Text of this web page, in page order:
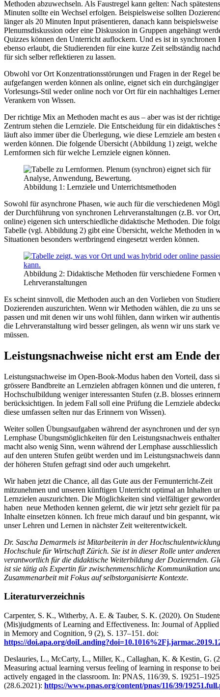
Methoden abzuwechseln. Als Faustregel kann gelten: Nach
Minuten sollte ein Wechsel erfolgen. Beispielsweise sollten
länger als 20 Minuten Input präsentieren, danach kann beispielsweise
Plenumsdiskussion oder eine Diskussion in Gruppen angehängt
Quizzes können den Unterricht auflockern. Und es ist in synchronen
ebenso erlaubt, die Studierenden für eine kurze Zeit selbständig
für sich selber reflektieren zu lassen.
Obwohl vor Ort Konzentrationsstörungen und Fragen in der Regel
aufgefangen werden können als online, eignet sich ein durchgängiger
Vorlesungs-Stil weder online noch vor Ort für ein nachhaltiges
Verankern von Wissen.
Der richtige Mix an Methoden macht es aus – aber was ist der
Zentrum stehen die Lernziele. Die Entscheidung für ein didaktisches
läuft also immer über die Überlegung, wie diese Lernziele am besten
werden können. Die folgende Übersicht (Abbildung 1) zeigt, welche
Lernformen sich für welche Lernziele eignen können.
Abbildung 1: Lernziele und Unterrichtsmethoden
Sowohl für asynchrone Phasen, wie auch für die verschiedenen
der Durchführung von synchronen Lehrveranstaltungen (z.B. vor
online) eigenen sich unterschiedliche didaktische Methoden. Die
Tabelle (vgl. Abbildung 2) gibt eine Übersicht, welche Methoden in
Situationen besonders wertbringend eingesetzt werden können.
Abbildung 2: Didaktische Methoden für verschiedene Formen
Lehrveranstaltungen
Es scheint sinnvoll, die Methoden auch an den Vorlieben von
Dozierenden auszurichten. Wenn wir Methoden wählen, die zu uns
passen und mit denen wir uns wohl fühlen, dann wirken wir
die Lehrveranstaltung wird besser gelingen, als wenn wir uns stark
müssen.
Leistungsnachweise nicht erst am Ende
Leistungsnachweise im Open-Book-Modus haben den Vorteil, dass
grössere Bandbreite an Lernzielen abfragen können und die unteren,
Hochschulbildung weniger interessanten Stufen (z.B. blosses
berücksichtigen. In jedem Fall soll eine Prüfung die Lernziele
diese umfassen selten nur das Erinnern von Wissen).
Weiter sollen Übungsaufgaben während der asynchronen und der
Lernphase Übungsmöglichkeiten für den Leistungsnachweis
macht also wenig Sinn, wenn während der Lernphase
auf den unteren Stufen geübt werden und im Leistungsnachweis
der höheren Stufen gefragt sind oder auch umgekehrt.
Wir haben jetzt die Chance, all das Gute aus der Fernunterricht-Zeit
mitzunehmen und unseren künftigen Unterricht optimal an Inhalten
Lernzielen auszurichten. Die Möglichkeiten sind vielfältiger
haben neue Methoden kennen gelernt, die wir jetzt sehr gezielt für
Inhalte einsetzen können. Ich freue mich darauf und bin gespannt,
unser Lehren und Lernen in nächster Zeit weiterentwickelt.
Dr. Sascha Demarmels ist Mitarbeiterin in der
Hochschule für Wirtschaft Zürich. Sie ist in dieser Rolle unter
verantwortlich für die didaktische Weiterbildung der Dozierenden.
ist sie tätig als Expertin für zwischenmenschliche Kommunikation
Zusammenarbeit mit Fokus auf selbstorganisierte Kontexte.
Literaturverzeichnis
Carpenter, S. K., Witherby, A. E. & Tauber, S. K. (2020). On
(Mis)judgments of Learning and Effectiveness. In: Journal of Applied
in Memory and Cognition, 9 (2), S. 137–151. doi:
https://doi.apa.org/
Deslauries, L., McCarty, L., Miller, K., Callaghan, K. & Kestin, G.
Measuring actual learning versus feeling of learning in response to
actively engaged in the classroom. In: PNAS, 116/39, S.
(28.6.2021): https://www.pnas.org/content/pnas/116/39/